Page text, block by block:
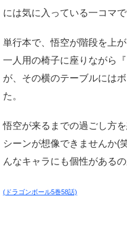
には気に入っている一コマで
単行本で、悟空が階段を上
一人用の椅子に座りながら
が、その横のテーブルには
た。
悟空が来るまでの過ごし方
シーンが想像できませんか(
んなキャラにも個性がある
(ドラゴンボール5巻58話)